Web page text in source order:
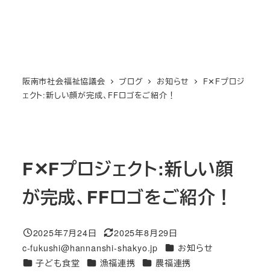
阪南市社会福祉協議会 ブログ お知らせ
F✕Fプロジ
ェクト:新しい顔が完成、FFロゴをご紹介！
F✕Fプロジェクト:新しい顔
が完成、FFロゴをご紹介！
投稿日
2025年7月24日
更新日
2025年8月29日
著
者
c-fukushi@hannanshi-shakyo.jp カテゴリー
お知らせ
カテゴリー
子ども食堂 カテゴリー
漁福連携 カテゴリー
農福連携